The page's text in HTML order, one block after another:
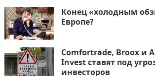
Конец «холодным
Европе?
Comfortrade, Broox и
Invest ставят под
инвесторов